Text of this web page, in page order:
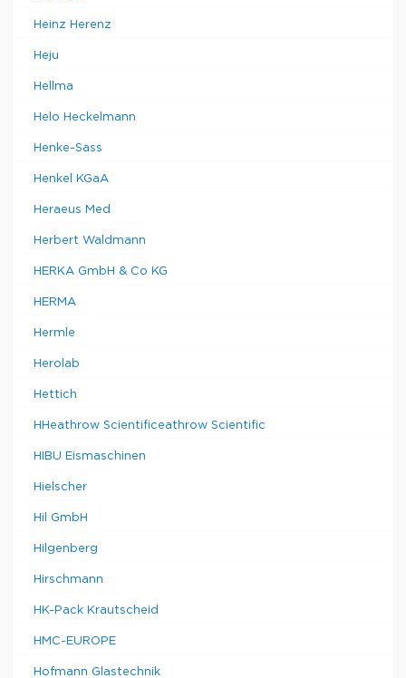
Heinz Herenz
Heju
Hellma
Helo Heckelmann
Henke-Sass
Henkel KGaA
Heraeus Med
Herbert Waldmann
HERKA GmbH & Co KG
HERMA
Hermle
Herolab
Hettich
HHeathrow Scientificeathrow Scientific
HIBU Eismaschinen
Hielscher
Hil GmbH
Hilgenberg
Hirschmann
HK-Pack Krautscheid
HMC-EUROPE
Hofmann Glastechnik